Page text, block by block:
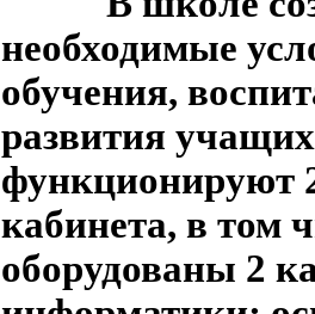
необходимые
обучения,
развития
функционируют
кабинета, в том
оборудованы 2